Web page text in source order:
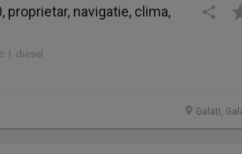
proprietar, navigatie, clima,
| diesel
Galati,